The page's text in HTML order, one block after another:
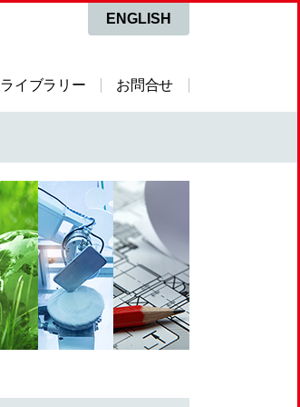
ライブラリー お問合せ
ENGLISH